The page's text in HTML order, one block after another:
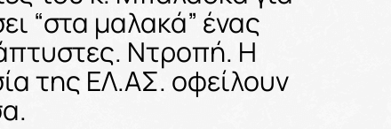
“στα μαλακά” ένας
Ντροπή. Η
της ΕΛ.ΑΣ. οφείλουν